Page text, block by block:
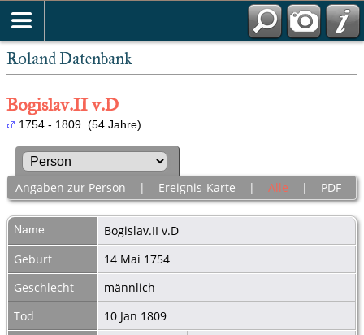
Roland Datenbank
Bogislav.II v.D
1754 - 1809 (54 Jahre)
Angaben zur Person | Ereignis-Karte | Alle | PDF
Name Bogislav.II v.D
Geburt
14 Mai 1754
Geschlecht
männlich
Tod
10 Jan 1809